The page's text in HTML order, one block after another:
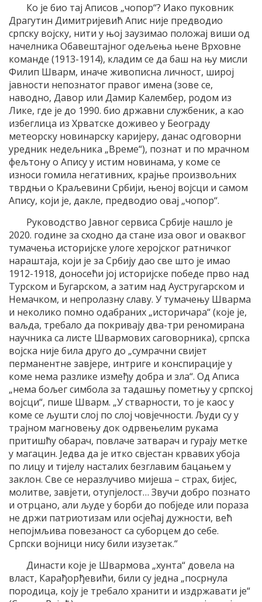
Ко је био тај Аписов „чопор“? Иако пуковник
Драгутин Димитријевић Апис није предводио
српску војску, нити у њој заузимао положај виши од
начелника Обавештајног одељења њене Врховне
команде (1913-1914), кладим се да баш на њу мисли
Филип Шварм, иначе живописна личност, широј
јавности непознатог правог имена (зове се,
наводно, Давор или Дамир Калембер, родом из
Лике, где је до 1990. био државни службеник, а као
избеглица из Хрватске доживео у Београду
метеорску новинарску каријеру, данас одговорни
уредник недељника „Време“), познат и по мрачном
фељтону о Апису у истим новинама, у коме се
износи гомила негативних, крајње произвољних
тврдњи о Краљевини Србији, њеној војсци и самом
Апису, који је, дакле, предводио овај „чопор“.
Руководство Јавног сервиса Србије нашло је
2020. године за сходно да стане иза овог и оваквог
тумачења историјске улоге херојског ратничког
нараштаја, који је за Србију дао све што је имао
1912-1918, доносећи јој историјске победе прво над
Турском и Бугарском, а затим над Аустругарском и
Немачком, и непролазну славу. У тумачењу Шварма
и неколико помно одабраних „историчара“ (које је,
ваљда, требало да покривају два-три реномирана
научника са листе Швармових саговорника), српска
војска није била друго до „сумрачни свијет
перманентне завјере, интриге и конспирације у
коме нема разлике између добра и зла“. Од Аписа
„нема бољег симбола за тадашњу пометњу у српској
војсци“, пише Шварм. „У стварности, то је каос у
коме се љушти слој по слој човјечности. Људи су у
трајном магновењу док одрвењелим рукама
притишћу обарач, повлаче затварач и гурају метке
у магацин. Једва да је итко свјестан крвавих убоја
по лицу и тијелу насталих безглавим бацањем у
заклон. Све се неразлучиво мијеша – страх, бијес,
молитве, завјети, отупјелост… Звучи добро познато
и отрцано, али људе у борби до побједе или пораза
не држи патриотизам или осјећај дужности, већ
непојмљива повезаност са суборцем до себе.
Српски војници нису били изузетак.“
Династи које је Швармова „хунта“ довела на
власт, Карађорђевићи, били су једна „посрнула
породица, коју је требало хранити и издржавати је“